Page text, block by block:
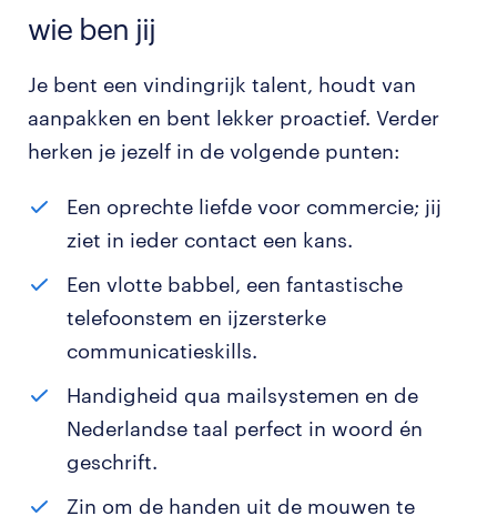
wie ben jij
Je bent een vindingrijk talent, houdt van
aanpakken en bent lekker proactief. Verder
herken je jezelf in de volgende punten:
Een oprechte liefde voor commercie; jij
ziet in ieder contact een kans.
Een vlotte babbel, een fantastische
telefoonstem en ijzersterke
communicatieskills.
Handigheid qua mailsystemen en de
Nederlandse taal perfect in woord én
geschrift.
Zin om de handen uit de mouwen te